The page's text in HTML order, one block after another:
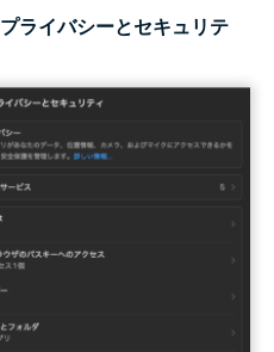
プライバシーとセキュリテ